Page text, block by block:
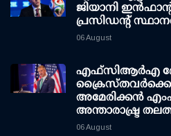
ജിയാനി
പ്രസിഡന്റ്
06 August
എഫ്‌സി‌ആര്‍‌എ
അമേരിക്കൻ
അന്താരാഷ്ട്ര
06 August